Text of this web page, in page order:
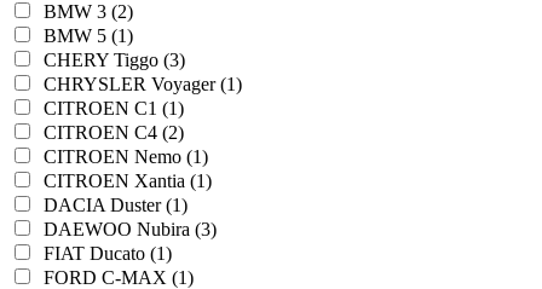
BMW 3 (2)
BMW 5 (1)
CHERY Tiggo (3)
CHRYSLER Voyager (1)
CITROEN C1 (1)
CITROEN C4 (2)
CITROEN Nemo (1)
CITROEN Xantia (1)
DACIA Duster (1)
DAEWOO Nubira (3)
FIAT Ducato (1)
FORD C-MAX (1)